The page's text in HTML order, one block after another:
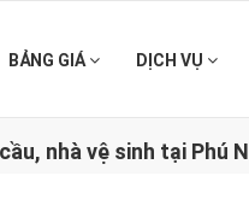
BẢNG GIÁ DỊCH VỤ
nhà vệ sinh tại Phú